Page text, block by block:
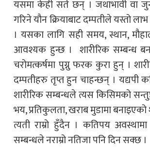
यसमा केही सर्त छन् । जथाभावी वा
गरिने यौन क्रियाबाट दम्पतीले यस्तो
। यसका लागि सही समय, स्थान,
आवश्यक हुन्छ । शारीरिक सम्बन्ध
चरोमत्कर्षमा पुग्नु फरक कुरा हुन् ।
दम्पतीहरु तृप्त हुन चाहन्छन् । यद्यपी
शारीरिक सम्बन्धले त्यस किसिमको
भय, प्रतिकुलता, खराब मुडामा बनाइएको
त्यती राम्रो हुँदैन । कतिपय
सम्बन्धले नराम्रो नतिजा पनि दिन सक्छ ।